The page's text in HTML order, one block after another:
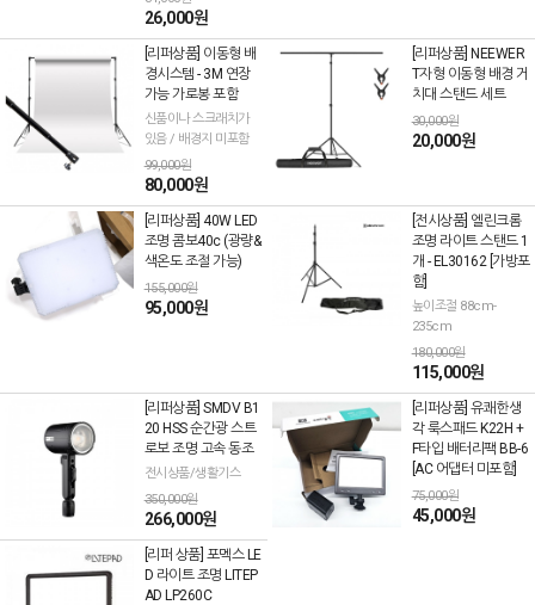
26,000원
[리퍼상품] 이동형 배
경시스템 - 3M 연장
가능 가로봉 포함
신품이나 스크래치가
있음 / 배경지 미포함
99,000원
80,000원
[리퍼상품] NEEWER
T자형 이동형 배경 거
치대 스탠드 세트
30,000원
20,000원
[리퍼상품] 40W LED
조명 콤보40c (광량&
색온도 조절 가능)
155,000원
95,000원
[전시상품] 엘린크롬
조명 라이트 스탠드 1
개 - EL30162 [가방포
함]
높이조절 88cm-
235cm
180,000원
115,000원
[리퍼상품] SMDV B1
20 HSS 순간광 스트
로보 조명 고속 동조
전시상품/생활기스
350,000원
266,000원
[리퍼상품] 유쾌한생
각 룩스패드 K22H +
F타입 배터리팩 BB-6
[AC 어댑터 미포함]
75,000원
45,000원
[리퍼 상품] 포멕스 LE
D 라이트 조명 LITEP
AD LP260C